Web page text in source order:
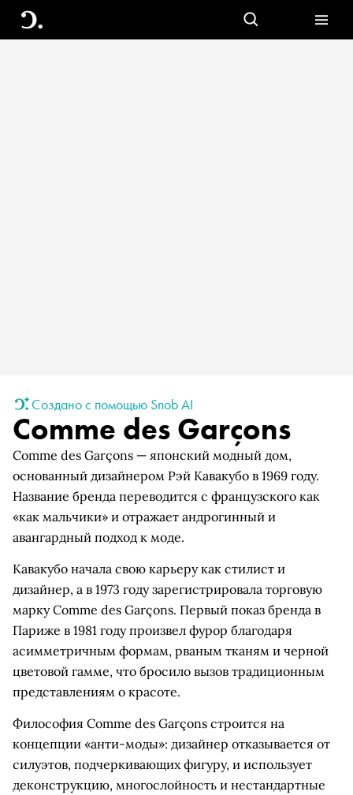
Создано с помощью Snob AI
Comme des Garçons
Comme des Garçons — японский модный дом,
основанный дизайнером Рэй Кавакубо в 1969 году.
Название бренда переводится с французского как
«как мальчики» и отражает андрогинный и
авангардный подход к моде.
Кавакубо начала свою карьеру как стилист и
дизайнер, а в 1973 году зарегистрировала торговую
марку Comme des Garçons. Первый показ бренда в
Париже в 1981 году произвел фурор благодаря
асимметричным формам, рваным тканям и черной
цветовой гамме, что бросило вызов традиционным
представлениям о красоте.
Философия Comme des Garçons строится на
концепции «анти-моды»: дизайнер отказывается от
силуэтов, подчеркивающих фигуру, и использует
деконструкцию, многослойность и нестандартные